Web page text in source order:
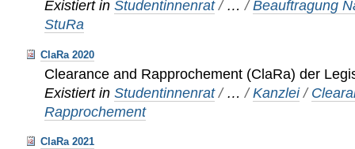
Existiert in Studentinnenrat / …/Beauftragung
StuRa
ClaRa 2020
Clearance and Rapprochement (ClaRa) der
Existiert in Studentinnenrat / …/Kanzlei /
Rapprochement
ClaRa 2021